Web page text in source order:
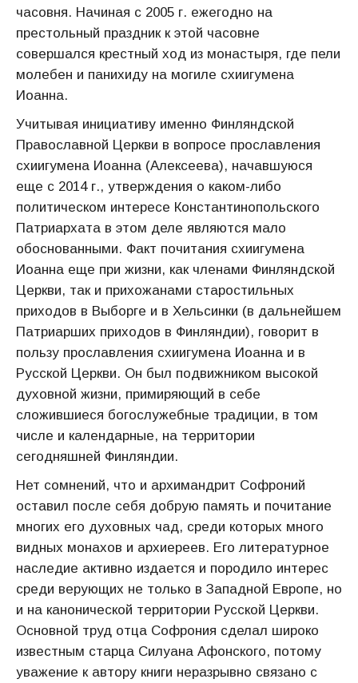
часовня. Начиная с 2005 г. ежегодно на
престольный праздник к этой часовне
совершался крестный ход из монастыря, где пели
молебен и панихиду на могиле схиигумена
Иоанна.
Учитывая инициативу именно Финляндской
Православной Церкви в вопросе прославления
схиигумена Иоанна (Алексеева), начавшуюся
еще с 2014 г., утверждения о каком-либо
политическом интересе Константинопольского
Патриархата в этом деле являются мало
обоснованными. Факт почитания схиигумена
Иоанна еще при жизни, как членами Финляндской
Церкви, так и прихожанами старостильных
приходов в Выборге и в Хельсинки (в дальнейшем
Патриарших приходов в Финляндии), говорит в
пользу прославления схиигумена Иоанна и в
Русской Церкви. Он был подвижником высокой
духовной жизни, примиряющий в себе
сложившиеся богослужебные традиции, в том
числе и календарные, на территории
сегодняшней Финляндии.
Нет сомнений, что и архимандрит Софроний
оставил после себя добрую память и почитание
многих его духовных чад, среди которых много
видных монахов и архиереев. Его литературное
наследие активно издается и породило интерес
среди верующих не только в Западной Европе, но
и на канонической территории Русской Церкви.
Основной труд отца Софрония сделал широко
известным старца Силуана Афонского, потому
уважение к автору книги неразрывно связано с